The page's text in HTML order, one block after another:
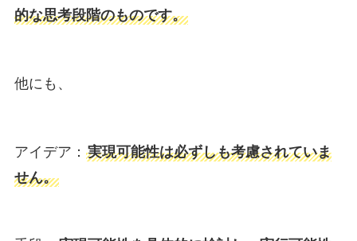
的な思考段階のものです。
他にも、
アイデア： 実現可能性は必ずしも考慮されていま
せん。